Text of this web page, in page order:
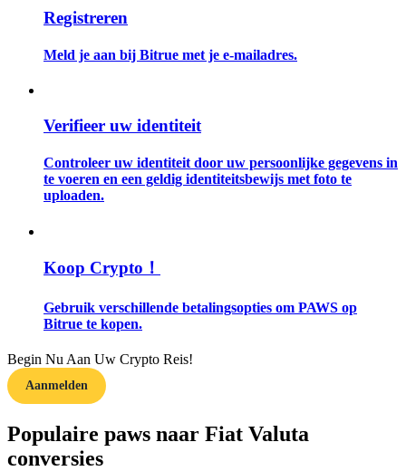
Gids
Handelsstrategieën
Leer hoe u winstgevend kunt blijven
Registreren
Meld je aan bij Bitrue met je e-mailadres.
Verifieer uw identiteit
Controleer uw identiteit door uw persoonlijke gegevens in
te voeren en een geldig identiteitsbewijs met foto te
uploaden.
Koop Crypto！
Gebruik verschillende betalingsopties om PAWS op
Bitrue te kopen.
Begin Nu Aan Uw Crypto Reis!
Aanmelden
Populaire paws naar Fiat Valuta
conversies